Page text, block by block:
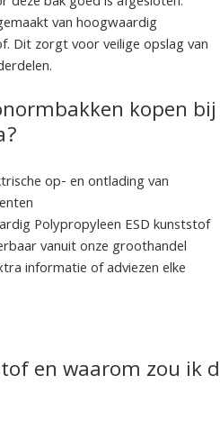
van hoogwaardig
Dit zorgt voor veilige opslag van
kopen bij
op- en ontlading van
Polypropyleen ESD kunststof
vanuit onze groothandel
informatie of adviezen elke
en waarom zou ik